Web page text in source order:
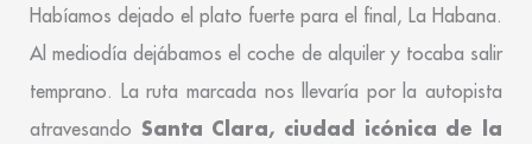
Habíamos dejado el plato fuerte para el final, La Habana.
Al mediodía dejábamos el coche de alquiler y tocaba salir
temprano. La ruta marcada nos llevaría por la autopista
atravesando Santa Clara, ciudad icónica de la